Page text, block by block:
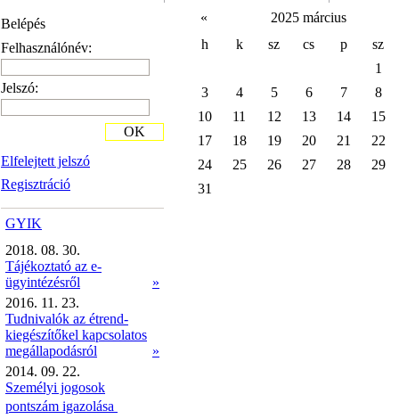
Belépés
Felhasználónév:
Jelszó:
Elfelejtett jelszó
Regisztráció
OK
GYIK
2018. 08. 30.
Tájékoztató az e-
ügyintézésről
»
2016. 11. 23.
Tudnivalók az étrend-
kiegészítőkel kapcsolatos
megállapodásról
»
2014. 09. 22.
Személyi jogosok
pontszám igazolása 
«
2025 március
h
k sz cs p
sz
1
3
4 5 6 7
8
10
11 12 13 14
15
17
18 19 20 21
22
24
25 26 27 28
29
31